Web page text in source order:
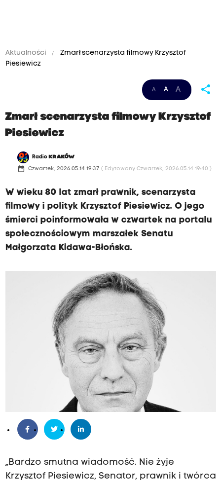
Aktualności
Zmarł scenarzysta filmowy Krzysztof
Piesiewicz
A A A share
Zmarł scenarzysta filmowy Krzysztof
Piesiewicz
Radio KRAKÓW
date_range Czwartek, 2026.05.14 19:37 ( Edytowany Czwartek, 2026.05.14 19:40 )
W wieku 80 lat zmarł prawnik, scenarzysta
filmowy i polityk Krzysztof Piesiewicz. O jego
śmierci poinformowała w czwartek na portalu
społecznościowym marszałek Senatu
Małgorzata Kidawa-Błońska.
„Bardzo smutna wiadomość. Nie żyje
Krzysztof Piesiewicz, Senator, prawnik i twórca